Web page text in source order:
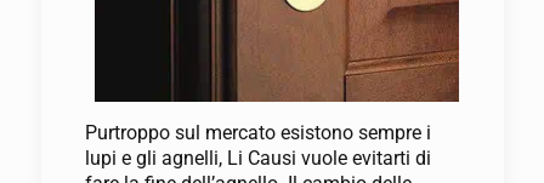
Purtroppo sul mercato esistono sempre i
lupi e gli agnelli, Li Causi vuole evitarti di